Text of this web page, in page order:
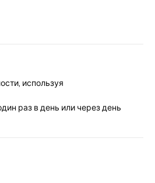
используя
раз в день или через день